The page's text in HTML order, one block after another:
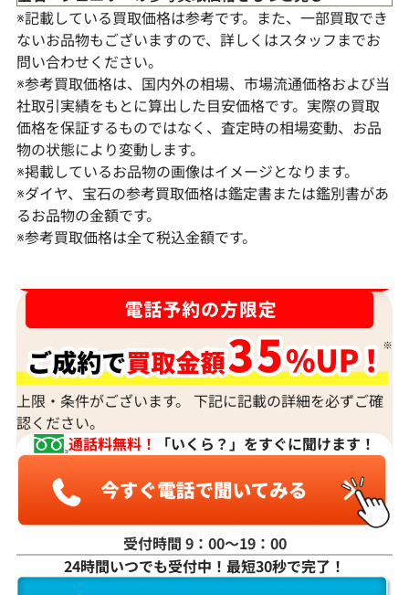
Pt･Pm900 ダイヤモンド ネックレス
17.45ct
参考買取価格
K18 ダイヤモン
K18WG ダイヤモンド ネックレス 3.31ct
K18 ダイヤモン
※記載している買取価格は参考です。また、一部買取でき
ないお品物もございますので、詳しくはスタッフまでお
問い合わせください。
※参考買取価格は、国内外の相場、市場流通価格および当
社取引実績をもとに算出した目安価格です。実際の買取
価格を保証するものではなく、査定時の相場変動、お品
物の状態により変動します。
※掲載しているお品物の画像はイメージとなります。
※ダイヤ、宝石の参考買取価格は鑑定書または鑑別書があ
るお品物の金額です。
※参考買取価格は全て税込金額です。
上限・条件がございます。 下記に記載の詳細を必ずご確
認ください。
通話料無料！
「いくら？」をすぐに聞けます！
受付時間 9：00〜19：00
24時間いつでも受付中！最短30秒で完了！